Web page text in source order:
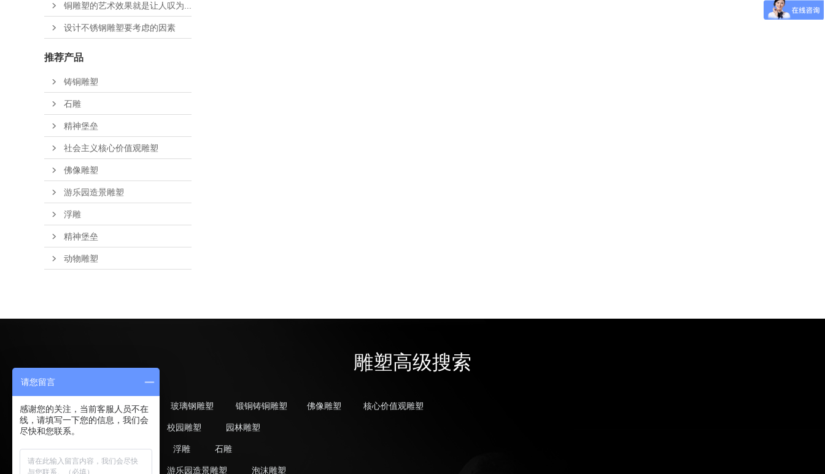
铜雕塑的艺术效果就是让人叹为...
设计不锈钢雕塑要考虑的因素
推荐产品
铸铜雕塑
石雕
精神堡垒
社会主义核心价值观雕塑
佛像雕塑
游乐园造景雕塑
浮雕
精神堡垒
动物雕塑
雕塑高级搜索
不锈钢雕塑 玻璃钢雕塑 锻铜铸铜雕塑 佛像雕塑 核心价值观雕塑
广场雕塑 校园雕塑 园林雕塑
动植物雕塑 浮雕 石雕
游乐园造景雕塑 泡沫雕塑
请您留言
感谢您的关注，当前客服人员不在
线，请填写一下您的信息，我们会
尽快和您联系。